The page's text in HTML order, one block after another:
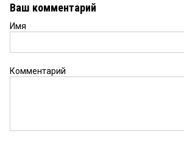
Ваш комментарий
Имя
Комментарий